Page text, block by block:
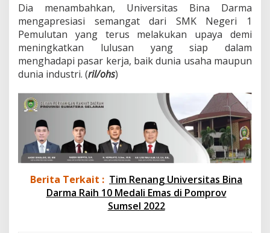
Dia menambahkan, Universitas Bina Darma
mengapresiasi semangat dari SMK Negeri 1
Pemulutan yang terus melakukan upaya demi
meningkatkan lulusan yang siap dalam
menghadapi pasar kerja, baik dunia usaha maupun
dunia industri. (ril/ohs)
Berita Terkait : Tim Renang Universitas Bina
Darma Raih 10 Medali Emas di Pomprov
Sumsel 2022